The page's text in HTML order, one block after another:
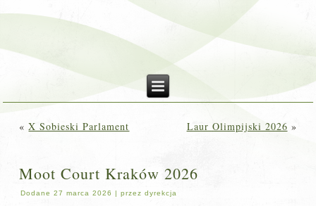
«X Sobieski Parlament Laur Olimpijski 2026 »
Moot Court Kraków 2026
Dodane 27 marca 2026 |przez dyrekcja